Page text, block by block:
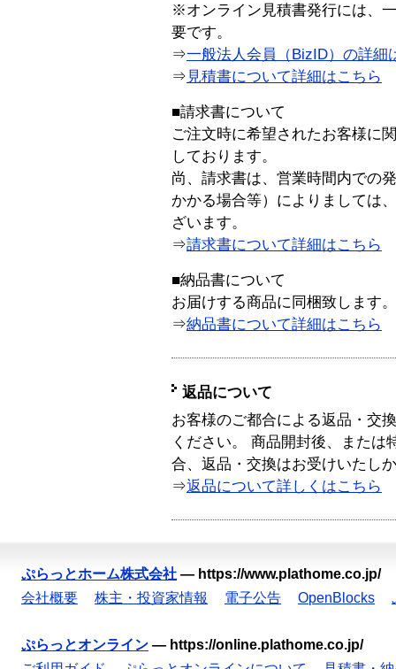
※オンライン見積書発行には、
要です。
⇒一般法人会員（BizID）の詳細
⇒ 見積書について詳細はこちら
■請求書について
ご注文時に希望されたお客様に
しております。
尚、請求書は、営業時間内での
かかる場合等）によりましては
ざいます。
⇒請求書について詳細はこちら
■納品書について
お届けする商品に同梱致します。
⇒納品書について詳細はこちら
返品について
お客様のご都合による返品・交
ください。 商品開封後、または
合、返品・交換はお受けいたし
⇒返品について詳しくはこちら
ぷらっとホーム株式会社 — https://www.plathome.co.jp/
会社概要
株主・投資家情報 電子公告 OpenBlocks
ぷらっとオンライン — https://online.plathome.co.jp/